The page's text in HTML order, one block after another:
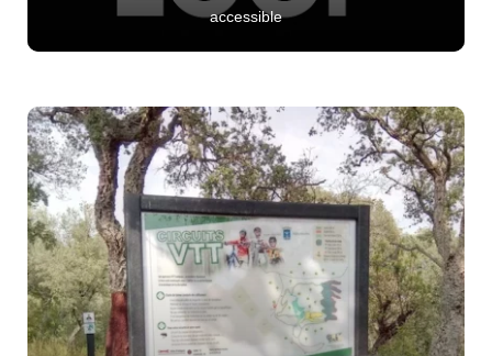
accessible